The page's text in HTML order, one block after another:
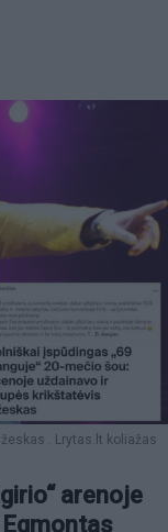
. Lrytas.lt koliažas
arenoje